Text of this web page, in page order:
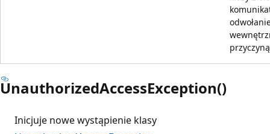
UnauthorizedAccessException()
Inicjuje nowe wystąpienie klasy